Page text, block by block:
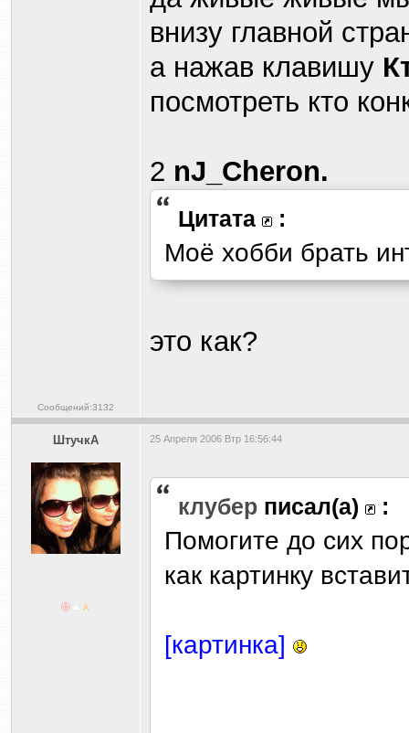
Сообщений:3132
внизу главной
а нажав клавишу
посмотреть кто
2 nJ_Cheron.
Цитата :
Моё хобби брать
это как?
ШтучкА 25 Апреля 2006 Втр 16:56:44
клубер писал(а) :
Помогите до сих
как картинку
[картинка]